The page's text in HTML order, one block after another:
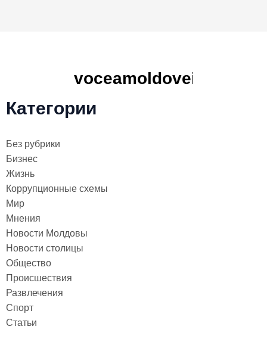
Категории
Без рубрики
Бизнес
Жизнь
Коррупционные схемы
Мир
Мнения
Новости Молдовы
Новости столицы
Общество
Происшествия
Развлечения
Спорт
Статьи